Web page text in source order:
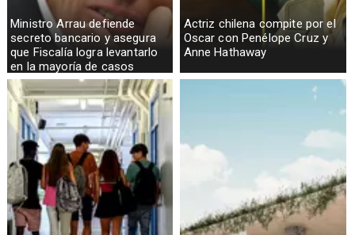
Ministro Arrau defiende
secreto bancario y asegura
que Fiscalía logra levantarlo
en la mayoría de casos
Actriz chilena compite por el
Oscar con Penélope Cruz y
Anne Hathaway